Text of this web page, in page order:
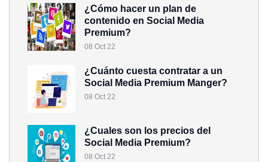
¿Cómo hacer un plan de
contenido en Social Media
Premium?
08 Oct 22
¿Cuánto cuesta contratar a un
Social Media Premium Manger?
08 Oct 22
¿Cuales son los precios del
Social Media Premium?
08 Oct 22